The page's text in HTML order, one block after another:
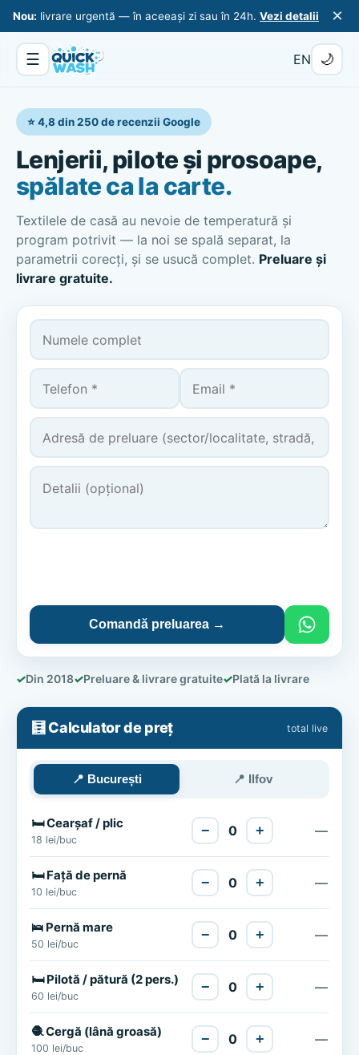
Nou: livrare urgentă — în aceeași zi sau în 24h. Vezi detalii ×
☰ EN 🌙
⭐ 4,8 din 250 de recenzii Google
Lenjerii, pilote și prosoape,
spălate ca la carte.
Textilele de casă au nevoie de temperatură și
program potrivit — la noi se spală separat, la
parametrii corecți, și se usucă complet. Preluare și
livrare gratuite.
Comandă preluarea →
✓Din 2018✓Preluare & livrare gratuite✓Plată la livrare
🧮 Calculator de preț total live
📍 București 📍 Ilfov
🛏️ Cearșaf / plic
18 lei/buc
− 0 + —
🛏️ Față de pernă
10 lei/buc
− 0 + —
🛌 Pernă mare
50 lei/buc
− 0 + —
🛏️ Pilotă / pătură (2 pers.)
60 lei/buc
− 0 + —
🧶 Cergă (lână groasă)
100 lei/buc
− 0 + —